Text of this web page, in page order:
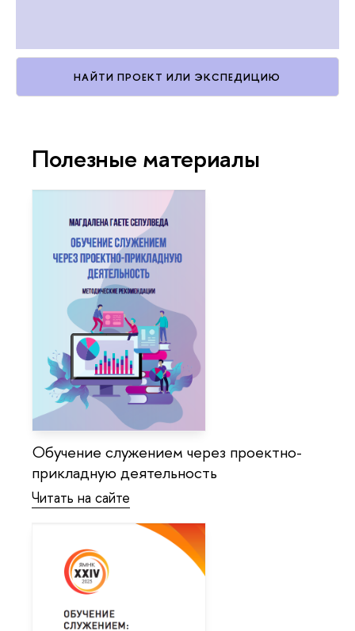
НАЙТИ ПРОЕКТ ИЛИ ЭКСПЕДИЦИЮ
Полезные материалы
Обучение служением через проектно-
прикладную деятельность
Читать на сайте